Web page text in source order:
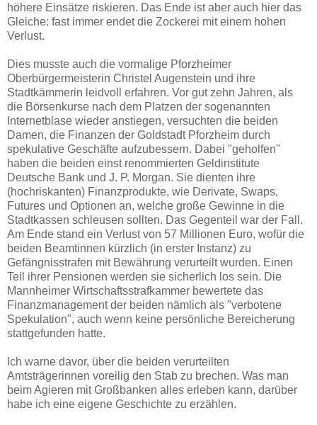
höhere Einsätze riskieren. Das Ende ist aber auch hier das
Gleiche: fast immer endet die Zockerei mit einem hohen
Verlust.
Dies musste auch die vormalige Pforzheimer
Oberbürgermeisterin Christel Augenstein und ihre
Stadtkämmerin leidvoll erfahren. Vor gut zehn Jahren, als
die Börsenkurse nach dem Platzen der sogenannten
Internetblase wieder anstiegen, versuchten die beiden
Damen, die Finanzen der Goldstadt Pforzheim durch
spekulative Geschäfte aufzubessern. Dabei "geholfen"
haben die beiden einst renommierten Geldinstitute
Deutsche Bank und J. P. Morgan. Sie dienten ihre
(hochriskanten) Finanzprodukte, wie Derivate, Swaps,
Futures und Optionen an, welche große Gewinne in die
Stadtkassen schleusen sollten. Das Gegenteil war der Fall.
Am Ende stand ein Verlust von 57 Millionen Euro, wofür die
beiden Beamtinnen kürzlich (in erster Instanz) zu
Gefängnisstrafen mit Bewährung verurteilt wurden. Einen
Teil ihrer Pensionen werden sie sicherlich los sein. Die
Mannheimer Wirtschaftsstrafkammer bewertete das
Finanzmanagement der beiden nämlich als "verbotene
Spekulation", auch wenn keine persönliche Bereicherung
stattgefunden hatte.
Ich warne davor, über die beiden verurteilten
Amtsträgerinnen voreilig den Stab zu brechen. Was man
beim Agieren mit Großbanken alles erleben kann, darüber
habe ich eine eigene Geschichte zu erzählen.